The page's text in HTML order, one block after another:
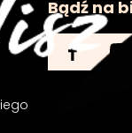
Bądź na